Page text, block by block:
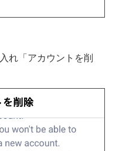
れ「アカウントを削